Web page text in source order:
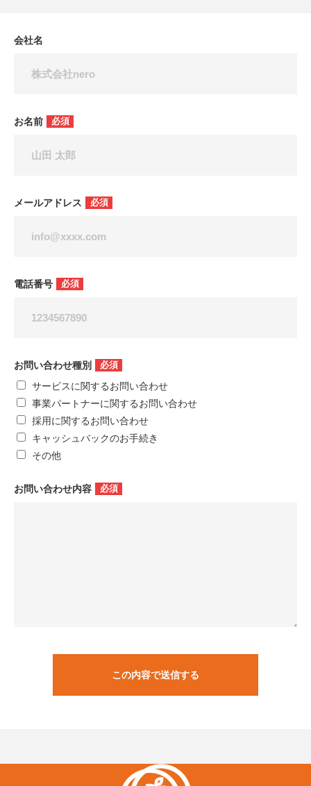
会社名
お名前 必須
メールアドレス 必須
電話番号 必須
お問い合わせ種別 必須
サービスに関するお問い合わせ
事業パートナーに関するお問い合わせ
採用に関するお問い合わせ
キャッシュバックのお手続き
その他
お問い合わせ内容 必須